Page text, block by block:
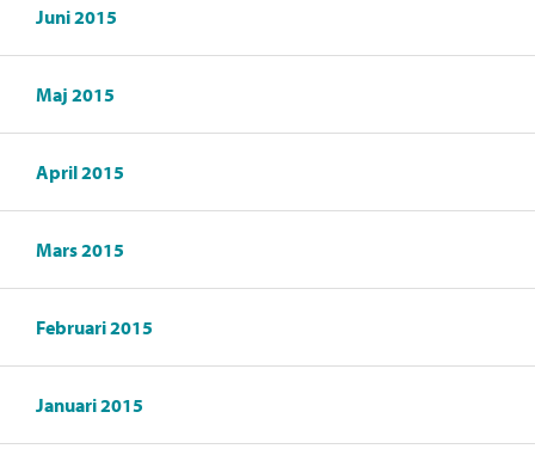
Juni 2015
Maj 2015
April 2015
Mars 2015
Februari 2015
Januari 2015